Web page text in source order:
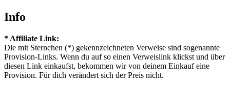
Info
* Affiliate Link:
Die mit Sternchen (*) gekennzeichneten Verweise sind sogenannte
Provision-Links. Wenn du auf so einen Verweislink klickst und über
diesen Link einkaufst, bekommen wir von deinem Einkauf eine
Provision. Für dich verändert sich der Preis nicht.